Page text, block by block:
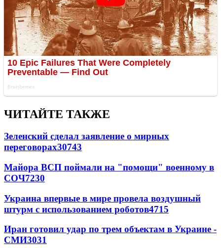
ЧИТАЙТЕ ТАКЖЕ
Зеленский сделал заявление о мирных
переговорах30743
Майора ВСП поймали на "помощи" военному в
СОЧ7230
Украина впервые в мире провела воздушный
штурм с использованием роботов4715
Иран готовил удар по трем объектам в Украине -
СМИ3031